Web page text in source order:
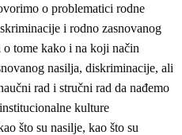
o problematici rodne
i rodno zasnovanog
tome kako i na koji način
nasilja, diskriminacije, ali
rad i stručni rad da nađemo
kulture
što su nasilje, kao što su